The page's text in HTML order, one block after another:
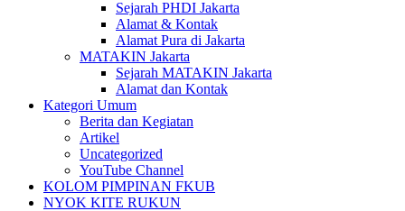
Sejarah PHDI Jakarta
Alamat & Kontak
Alamat Pura di Jakarta
MATAKIN Jakarta
Sejarah MATAKIN Jakarta
Alamat dan Kontak
Kategori Umum
Berita dan Kegiatan
Artikel
Uncategorized
YouTube Channel
KOLOM PIMPINAN FKUB
NYOK KITE RUKUN